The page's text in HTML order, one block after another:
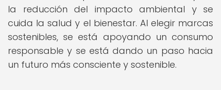
la reducción del impacto ambiental y se
cuida la salud y el bienestar. Al elegir marcas
sostenibles, se está apoyando un consumo
responsable y se está dando un paso hacia
un futuro más consciente y sostenible.